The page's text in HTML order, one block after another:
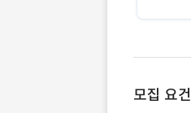
모집 요건